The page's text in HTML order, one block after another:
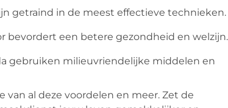
getraind in de meest effectieve technieken.
bevordert een betere gezondheid en welzijn.
gebruiken milieuvriendelijke middelen en
van al deze voordelen en meer. Zet de